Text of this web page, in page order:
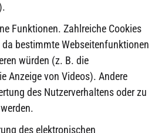
Funktionen. Zahlreiche Cookies
bestimmte Webseitenfunktionen
würden (z. B. die
Anzeige von Videos). Andere
des Nutzerverhaltens oder zu
des elektronischen